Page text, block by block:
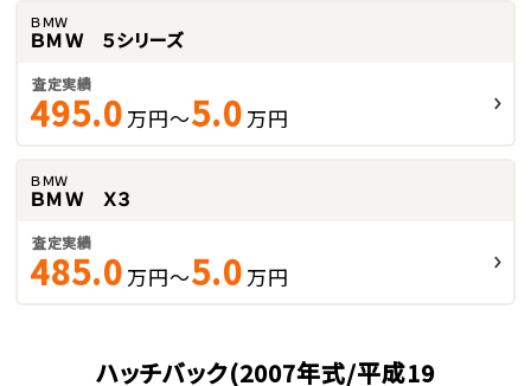
ＢＭＷ
ＢＭＷ ５シリーズ
査定実績
495.0 万円～5.0 万円
ＢＭＷ
ＢＭＷ Ｘ３
査定実績
485.0 万円～5.0 万円
ハッチバック(2007年式/平成19